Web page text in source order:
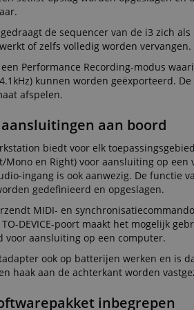
de sequencer van de i3 zich
of zelfs volledig worden
Performance Recording-modus
kunnen worden geëxporteerd.
afspelen.
aan boord
biedt voor elk
Mono en Right) voor aansluiting op
ingang is ook aanwezig. De functie
gedefinieerd en opgeslagen.
MIDI- en
DEVICE-poort maakt het mogelijk
voor aansluiting op een computer.
ook op batterijen werken en is
haak aan de achterkant worden
inbegrepen
test_cookie
IDE
MUID
_gcl_au
_uetvid
_fbp
language
session-id-time
aHistoryArticles
session-id